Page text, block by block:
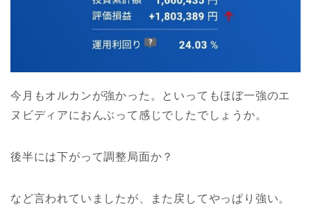
今月もオルカンが強かった。といってもほぼ一強のエ
ヌビディアにおんぶって感じでしたでしょうか。
後半には下がって調整局面か？
など言われていましたが、また戻してやっぱり強い。